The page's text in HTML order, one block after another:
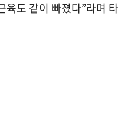
도 같이 빠졌다”라며